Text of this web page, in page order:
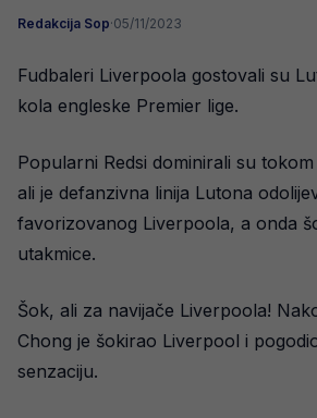
Redakcija Sop·05/11/2023
Fudbaleri Liverpoola gostovali su
kola engleske Premier lige.
Popularni Redsi dominirali su
ali je defanzivna linija Lutona
favorizovanog Liverpoola, a onda
utakmice.
Šok, ali za navijače Liverpoola!
Chong je šokirao Liverpool i
senzaciju.